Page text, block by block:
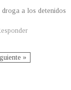
a los detenidos
»